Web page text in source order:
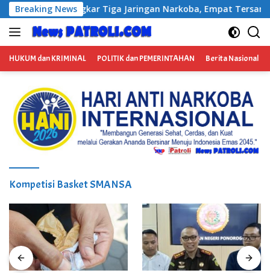
Langsung
ke
konten
Breaking News
Narkoba, Empat Tersangka Diamankan
HUKUM dan KRIMINAL POLITIK dan PEMERINTAHAN Berita Nasional
Kompetisi Basket SMANSA